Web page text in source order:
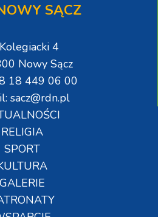
SĄCZ
4
Nowy Sącz
18 449 06 00
sacz@rdn.pl
RELIGIA
SPORT
GALERIE